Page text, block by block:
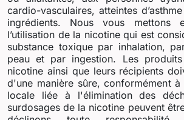
cardio-vasculaires, atteintes
ingrédients. Nous vous mettons
l’utilisation de la nicotine qui est
substance toxique par inhalation,
peau et par ingestion. Les
nicotine ainsi que leurs récipients
d'une manière sûre, conformément
locale liée à l'élimination des
surdosages de la nicotine peuvent